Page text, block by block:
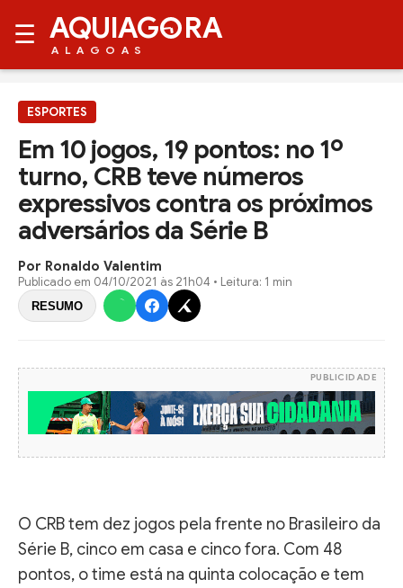
☰ AQUIAG RA
ALAGOAS
ESPORTES
Em 10 jogos, 19 pontos: no 1º
turno, CRB teve números
expressivos contra os próximos
adversários da Série B
Por Ronaldo Valentim
Publicado em 04/10/2021 às 21h04 • Leitura: 1 min
RESUMO
PUBLICIDADE
O CRB tem dez jogos pela frente no Brasileiro da
Série B, cinco em casa e cinco fora. Com 48
pontos, o time está na quinta colocação e tem